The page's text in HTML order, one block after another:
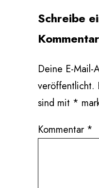
Schreibe
Kommentar
Deine E-Mail-
veröffentlicht.
sind mit *
Kommentar *